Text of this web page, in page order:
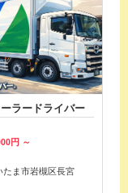
ラードライバー
円 ～
たま市岩槻区長宮